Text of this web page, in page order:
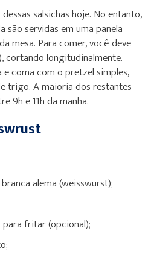
salsichas hoje. No entanto,
são servidas em uma panela
mesa. Para comer, você deve
cortando longitudinalmente.
coma com o pretzel simples,
trigo. A maioria dos restantes
9h e 11h da manhã.
alemã (weisswurst);
para fritar (opcional);